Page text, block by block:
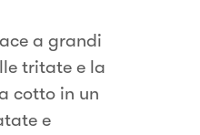
a grandi
tritate e la
cotto in un
e